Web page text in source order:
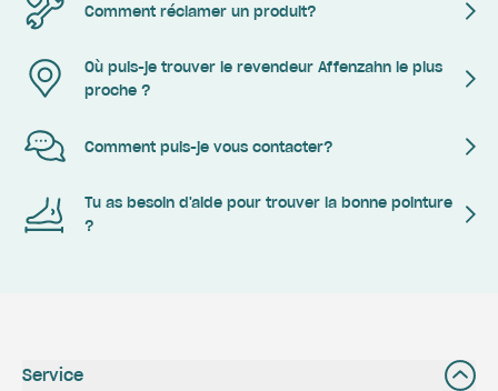
Comment réclamer un produit?
Où puis-je trouver le revendeur Affenzahn le plus
proche ?
Comment puis-je vous contacter?
Tu as besoin d'aide pour trouver la bonne pointure
?
Service